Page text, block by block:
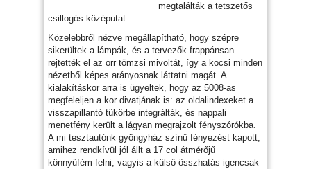
megtalálták a tetszetős
csillogós középutat.
Közelebbről nézve megállapítható, hogy szépre
sikerültek a lámpák, és a tervezők frappánsan
rejtették el az orr tömzsi mivoltát, így a kocsi minden
nézetből képes arányosnak láttatni magát. A
kialakításkor arra is ügyeltek, hogy az 5008-as
megfeleljen a kor divatjának is: az oldalindexeket a
visszapillantó tükörbe integrálták, és nappali
menetfény került a lágyan megrajzolt fényszórókba.
A mi tesztautónk gyöngyház színű fényezést kapott,
amihez rendkívül jól állt a 17 col átmérőjű
könnyűfém-felni, vagyis a külső összhatás igencsak